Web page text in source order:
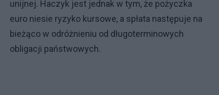
unijnej. Haczyk jest jednak w tym, że pożyczka
euro niesie ryzyko kursowe, a spłata następuje na
bieżąco w odróżnieniu od długoterminowych
obligacji państwowych.